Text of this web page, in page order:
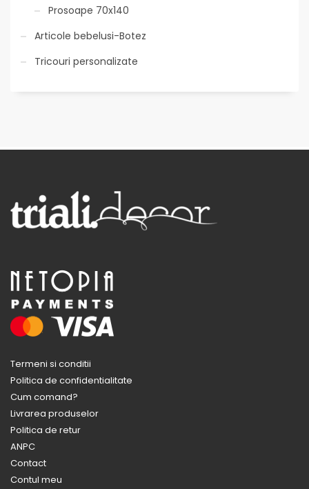
Prosoape 70x140
Articole bebelusi-Botez
Tricouri personalizate
Termeni si conditii
Politica de confidentialitate
Cum comand?
Livrarea produselor
Politica de retur
ANPC
Contact
Contul meu